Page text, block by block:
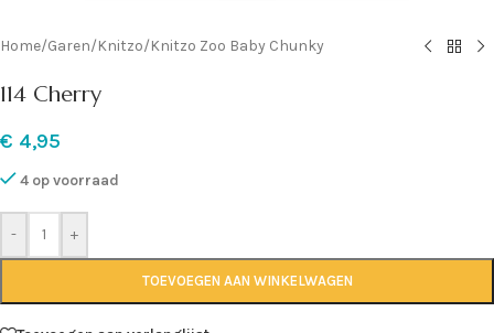
Home/Garen/Knitzo/Knitzo Zoo Baby Chunky
114 Cherry
€ 4,95
4 op voorraad
- +
TOEVOEGEN AAN WINKELWAGEN